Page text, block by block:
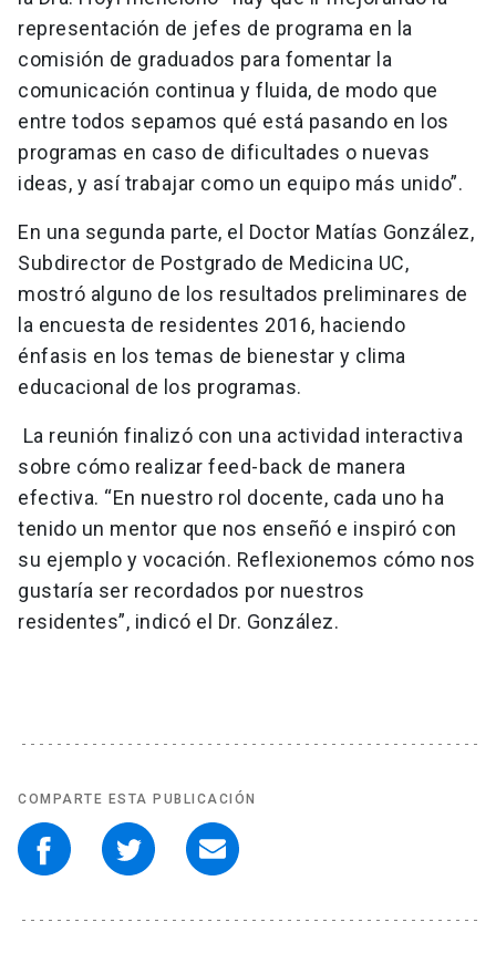
representación de jefes de programa en la
comisión de graduados para fomentar la
comunicación continua y fluida, de modo que
entre todos sepamos qué está pasando en los
programas en caso de dificultades o nuevas
ideas, y así trabajar como un equipo más unido”.
En una segunda parte, el Doctor Matías González,
Subdirector de Postgrado de Medicina UC,
mostró alguno de los resultados preliminares de
la encuesta de residentes 2016, haciendo
énfasis en los temas de bienestar y clima
educacional de los programas.
La reunión finalizó con una actividad interactiva
sobre cómo realizar feed-back de manera
efectiva. “En nuestro rol docente, cada uno ha
tenido un mentor que nos enseñó e inspiró con
su ejemplo y vocación. Reflexionemos cómo nos
gustaría ser recordados por nuestros
residentes”, indicó el Dr. González.
COMPARTE ESTA PUBLICACIÓN